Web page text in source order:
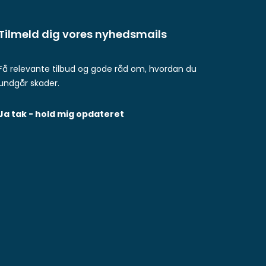
dig vores nyhedsmails
relevante tilbud og gode råd om, hvordan du
skader.
tak - hold mig opdateret